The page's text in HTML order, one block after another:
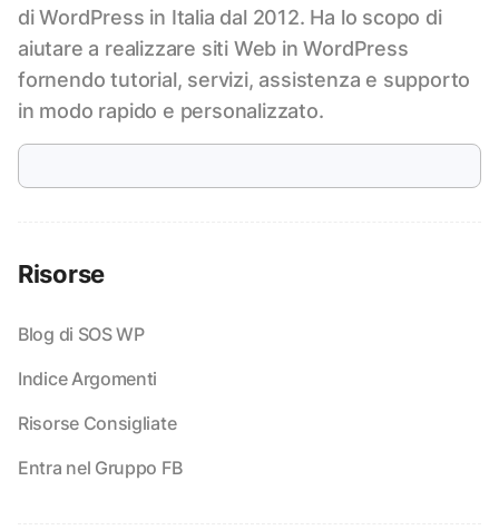
di WordPress in Italia dal 2012. Ha lo scopo di
aiutare a realizzare siti Web in WordPress
fornendo tutorial, servizi, assistenza e supporto
in modo rapido e personalizzato.
Risorse
Blog di SOS WP
Indice Argomenti
Risorse Consigliate
Entra nel Gruppo FB